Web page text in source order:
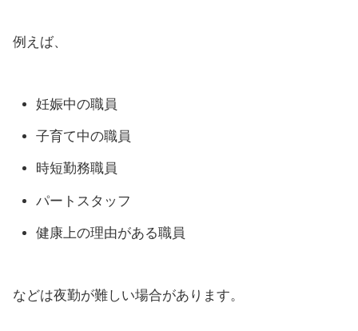
例えば、
妊娠中の職員
子育て中の職員
時短勤務職員
パートスタッフ
健康上の理由がある職員
などは夜勤が難しい場合があります。